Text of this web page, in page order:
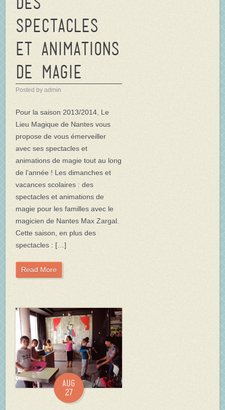
spectacles
et animations
de magie
Posted by admin
Pour la saison 2013/2014, Le
Lieu Magique de Nantes vous
propose de vous émerveiller
avec ses spectacles et
animations de magie tout au long
de l’année ! Les dimanches et
vacances scolaires : des
spectacles et animations de
magie pour les familles avec le
magicien de Nantes Max Zargal.
Cette saison, en plus des
spectacles : […]
Read More
Aug
27